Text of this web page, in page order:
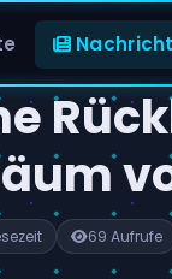
69 Aufrufe